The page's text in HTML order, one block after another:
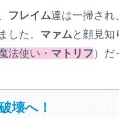
フレイム達は一掃され
した。 マァムと顔見知
法使い・ マトリフ ）だ
壊へ！